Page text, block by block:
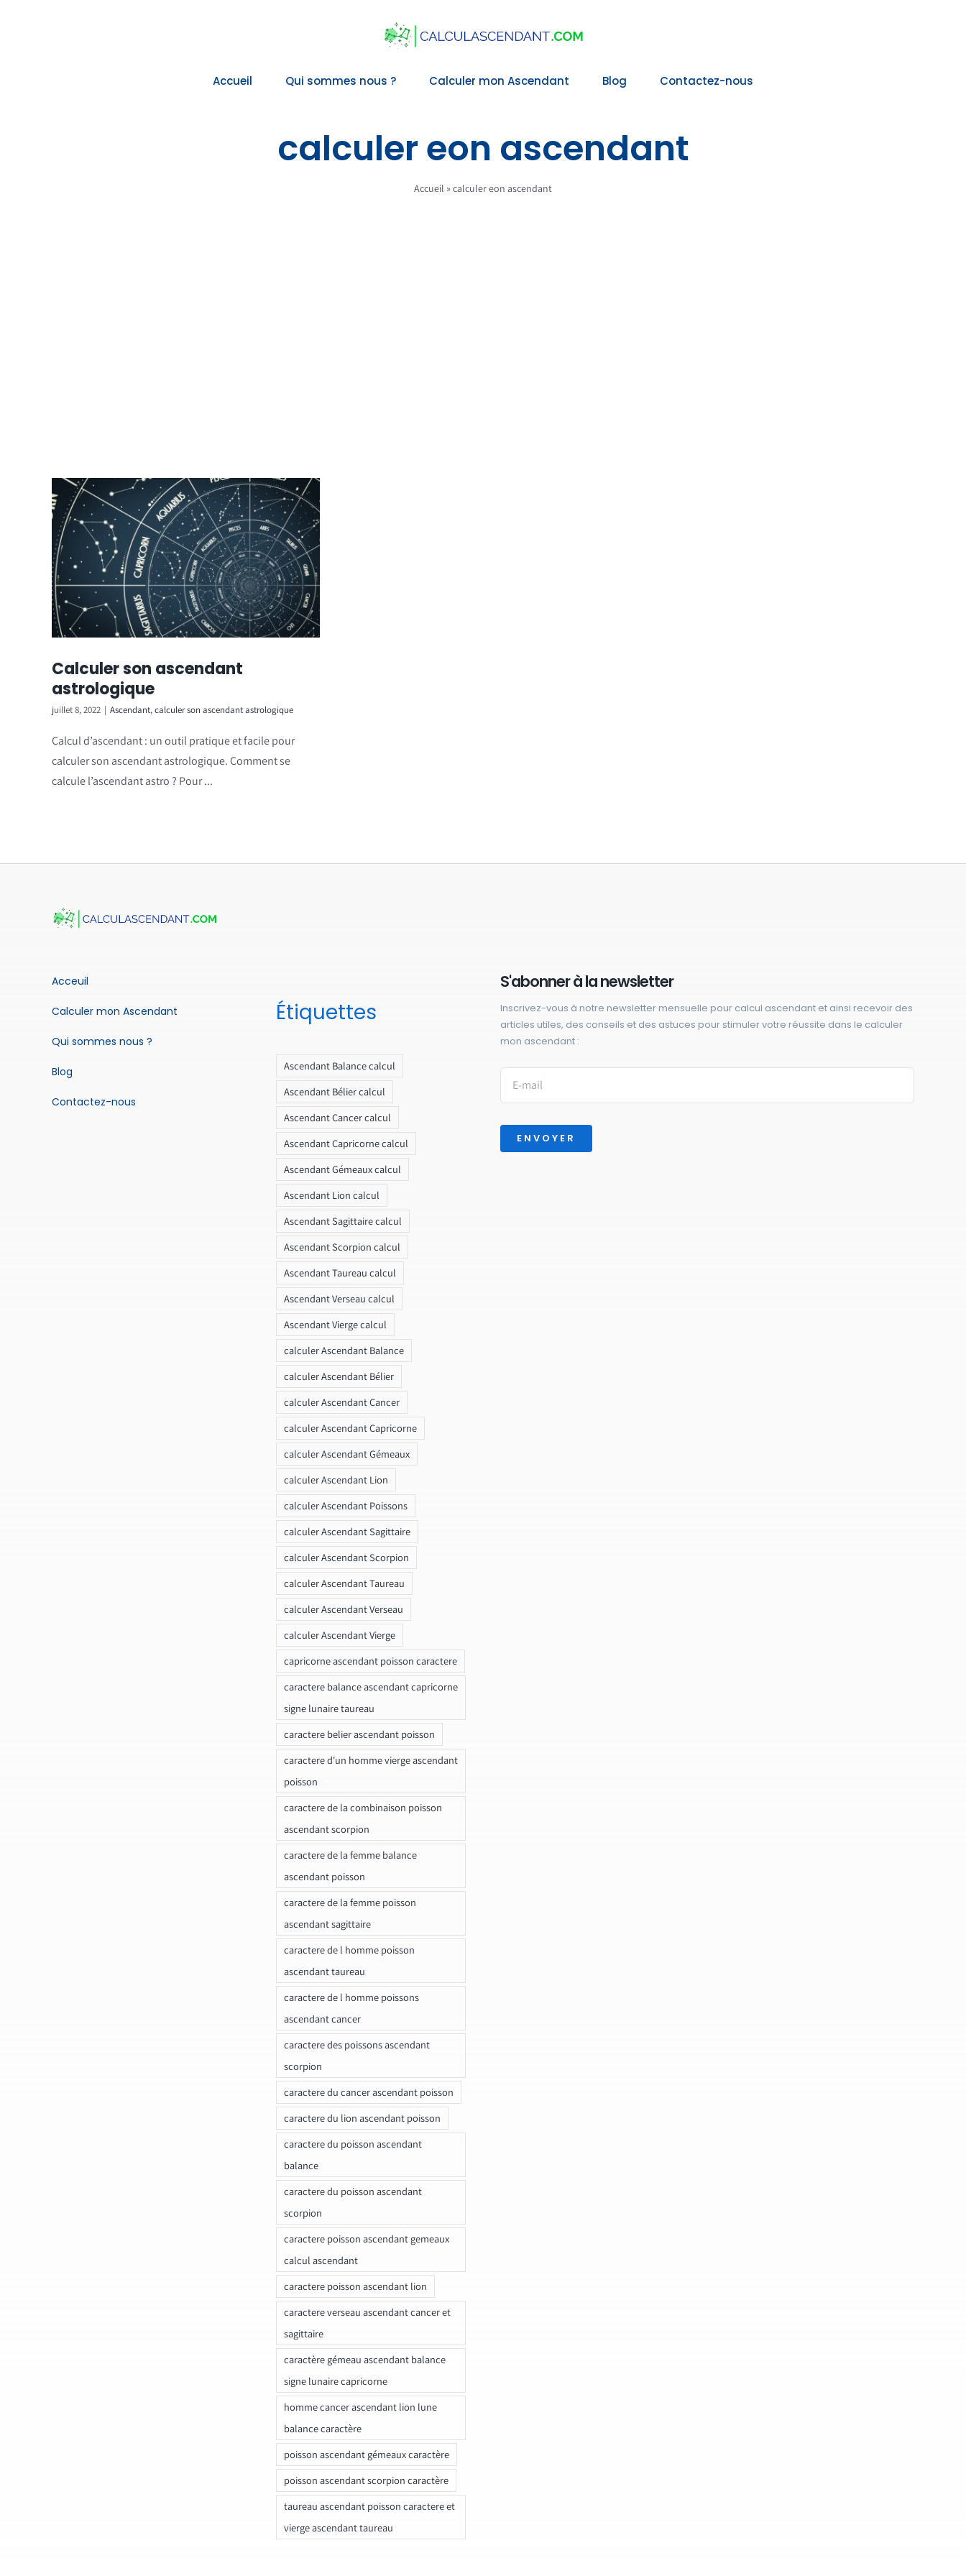
Accueil Qui sommes nous ? Calculer mon Ascendant Blog Contactez-nous
calculer eon ascendant
Accueil »calculer eon ascendant
Calculer son ascendant
astrologique
juillet 8, 2022 | Ascendant,calculer son ascendant astrologique
Calcul d’ascendant : un outil pratique et facile pour
calculer son ascendant astrologique. Comment se
calcule l’ascendant astro ? Pour ...
Acceuil
Calculer mon Ascendant
Qui sommes nous ?
Blog
Contactez-nous
Étiquettes
Ascendant Balance calcul
Ascendant Bélier calcul
Ascendant Cancer calcul
Ascendant Capricorne calcul
Ascendant Gémeaux calcul
Ascendant Lion calcul
Ascendant Sagittaire calcul
Ascendant Scorpion calcul
Ascendant Taureau calcul
Ascendant Verseau calcul
Ascendant Vierge calcul
calculer Ascendant Balance
calculer Ascendant Bélier
calculer Ascendant Cancer
calculer Ascendant Capricorne
calculer Ascendant Gémeaux
calculer Ascendant Lion
calculer Ascendant Poissons
calculer Ascendant Sagittaire
calculer Ascendant Scorpion
calculer Ascendant Taureau
calculer Ascendant Verseau
calculer Ascendant Vierge
capricorne ascendant poisson caractere
caractere balance ascendant capricorne
signe lunaire taureau
caractere belier ascendant poisson
caractere d'un homme vierge ascendant
poisson
caractere de la combinaison poisson
ascendant scorpion
caractere de la femme balance
ascendant poisson
caractere de la femme poisson
ascendant sagittaire
caractere de l homme poisson
ascendant taureau
caractere de l homme poissons
ascendant cancer
caractere des poissons ascendant
scorpion
caractere du cancer ascendant poisson
caractere du lion ascendant poisson
caractere du poisson ascendant
balance
caractere du poisson ascendant
scorpion
caractere poisson ascendant gemeaux
calcul ascendant
caractere poisson ascendant lion
caractere verseau ascendant cancer et
sagittaire
caractère gémeau ascendant balance
signe lunaire capricorne
homme cancer ascendant lion lune
balance caractère
poisson ascendant gémeaux caractère
poisson ascendant scorpion caractère
taureau ascendant poisson caractere et
vierge ascendant taureau
S'abonner à la newsletter
Inscrivez-vous à notre newsletter mensuelle pour calcul ascendant et ainsi recevoir des
articles utiles, des conseils et des astuces pour stimuler votre réussite dans le calculer
mon ascendant :
ENVOYER